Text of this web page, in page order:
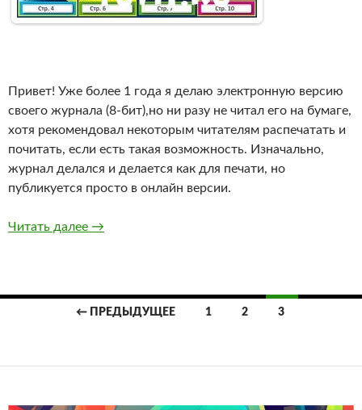
Привет! Уже более 1 года я делаю электронную версию
своего журнала (8-бит),но ни разу не читал его на бумаге,
хотя рекомендовал некоторым читателям распечатать и
почитать, если есть такая возможность. Изначально,
журнал делался и делается как для печати, но
публикуется просто в онлайн версии.
Читать далее Первый печатный номер журнала 8-бит
→
Навигация
записям
← ПРЕДЫДУЩЕЕ 1 2 3